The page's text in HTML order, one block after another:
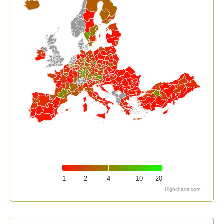
1 2 4 10 20
Highcharts.com